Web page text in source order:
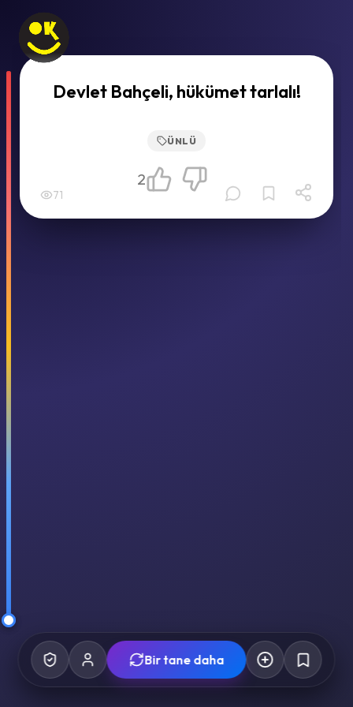
Devlet Bahçeli, hükümet tarlalı!
ÜNLÜ
71
2
Bir tane daha